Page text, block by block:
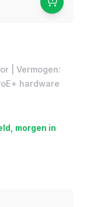
| Vermogen:
hardware
morgen in